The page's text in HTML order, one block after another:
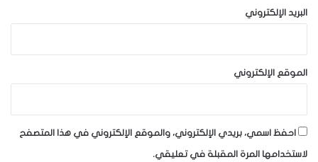
البريد الإلكتروني
الموقع الإلكتروني
احفظ اسمي، بريدي الإلكتروني، والموقع الإلكتروني في هذا المتصفح
لاستخدامها المرة المقبلة في تعليقي.